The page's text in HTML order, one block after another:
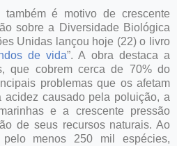
é motivo de crescente
sobre a Diversidade Biológica
Unidas lançou hoje (22) o livro
de vida”. A obra destaca a
que cobrem cerca de 70% do
problemas que os afetam
acidez causado pela poluição, a
e a crescente pressão
de seus recursos naturais. Ao
menos 250 mil espécies,